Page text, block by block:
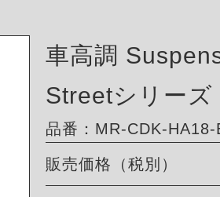
車高調
Streetシリーズ
品番：MR-CDK-HA18-
販売価格（税別）